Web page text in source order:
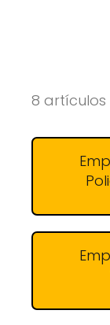
8 artículos